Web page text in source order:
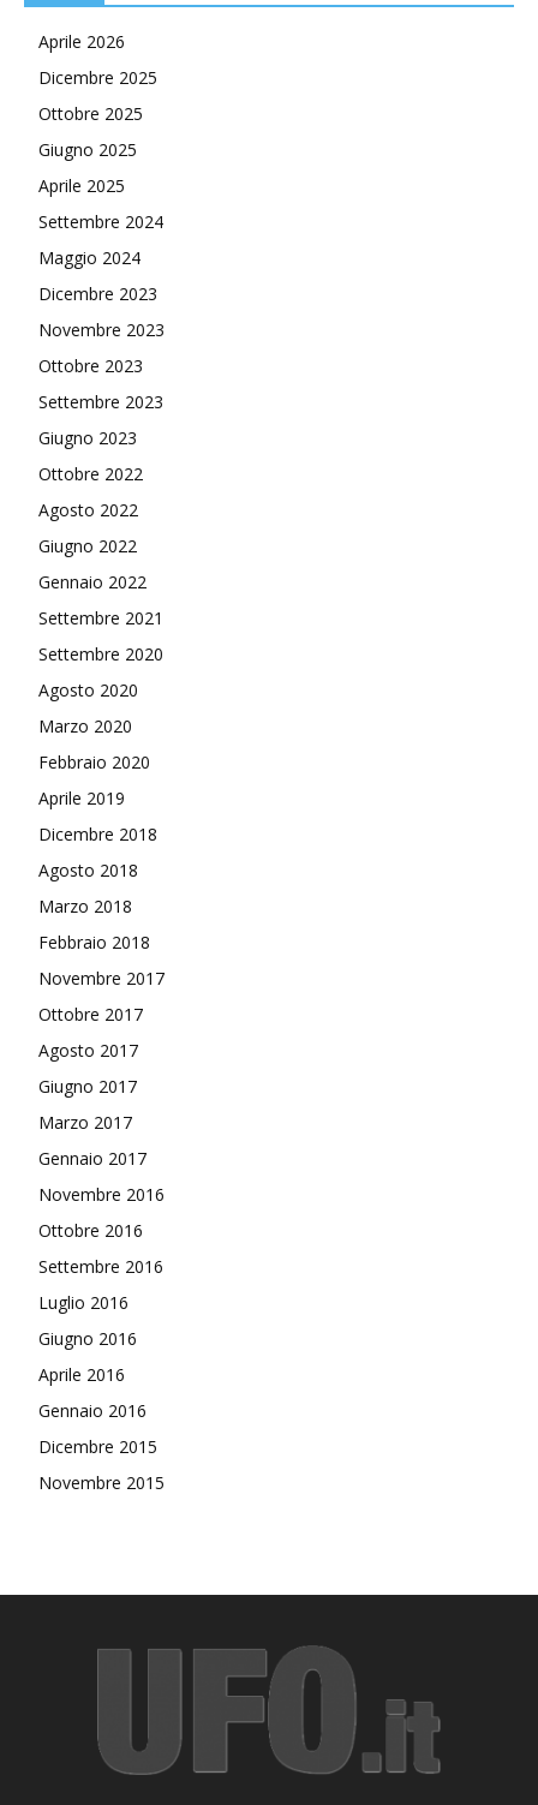
Aprile 2026
Dicembre 2025
Ottobre 2025
Giugno 2025
Aprile 2025
Settembre 2024
Maggio 2024
Dicembre 2023
Novembre 2023
Ottobre 2023
Settembre 2023
Giugno 2023
Ottobre 2022
Agosto 2022
Giugno 2022
Gennaio 2022
Settembre 2021
Settembre 2020
Agosto 2020
Marzo 2020
Febbraio 2020
Aprile 2019
Dicembre 2018
Agosto 2018
Marzo 2018
Febbraio 2018
Novembre 2017
Ottobre 2017
Agosto 2017
Giugno 2017
Marzo 2017
Gennaio 2017
Novembre 2016
Ottobre 2016
Settembre 2016
Luglio 2016
Giugno 2016
Aprile 2016
Gennaio 2016
Dicembre 2015
Novembre 2015